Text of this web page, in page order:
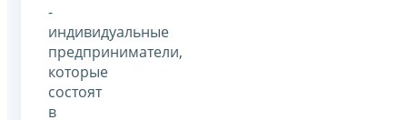
-
индивидуальные
предприниматели,
которые
состоят
в